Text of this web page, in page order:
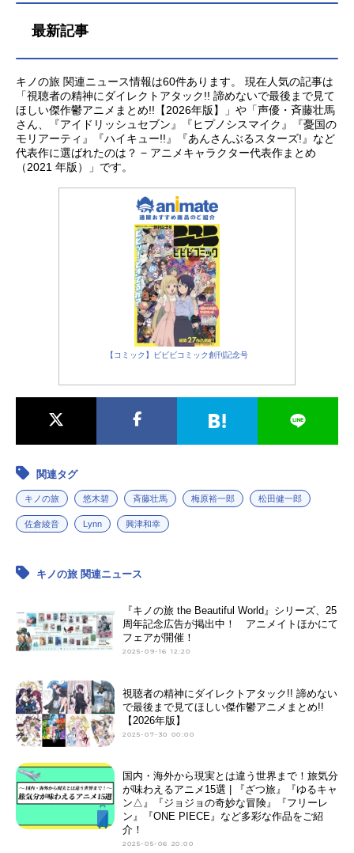
最新記事
キノの旅 関連ニュース情報は60件あります。 現在人気の記事は
「視聴者の精神にダイレクトアタック!! 諦めないで最後まで見て
ほしい傑作鬱アニメまとめ!!【2026年版】」や「声優・斉藤壮馬
さん、『アイドリッシュセブン』『ヒプノシスマイク』『憂国の
モリアーティ』『ハイキュー!!』『あんさんぶるスターズ!』など
代表作に選ばれたのは？ − アニメキャラクター代表作まとめ
（2021 年版）」です。
【コミック】ビビビコミック創刊記念号
関連タグ
キノの旅 悠木碧 斉藤壮馬 梅原裕一郎 松田健一郎
佐倉綾音 Lynn 興津和幸
キノの旅 関連ニュース
『キノの旅 the Beautiful World』シリーズ、25
周年記念広告が掲出中！ アニメイトほかにて
フェアが開催！
2025-09-16 12:20
視聴者の精神にダイレクトアタック!! 諦めない
で最後まで見てほしい傑作鬱アニメまとめ!!
【2026年版】
2025-07-30 00:00
国内・海外から現実とは違う世界まで！旅気分
が味わえるアニメ15選 | 『ざつ旅』『ゆるキャ
ン△』『ジョジョの奇妙な冒険』『フリーレ
ン』『ONE PIECE』など多彩な作品をご紹
介！
2025-05-06 20:00